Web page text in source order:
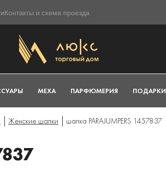
Контакты и схема проезда
МЕХА ПАРФЮМЕРИЯ ПОДАРКИ
Женские шапки шапка PARAJUMPERS 1457837